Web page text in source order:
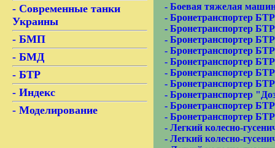
- Современные танки
Украины
- БМП
- БМД
- БТР
- Индекс
- Моделирование
- Боевая тяжелая
- Бронетранспортер
- Бронетранспортер
- Бронетранспортер
- Бронетранспортер
- Бронетранспортер
- Бронетранспортер
- Бронетранспортер
- Бронетранспортер
- Бронетранспортер
- Бронетранспортер
- Легкий колесно-
- Легкий колесно-